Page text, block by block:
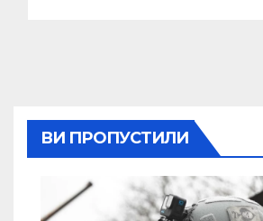
ВИ ПРОПУСТИЛИ